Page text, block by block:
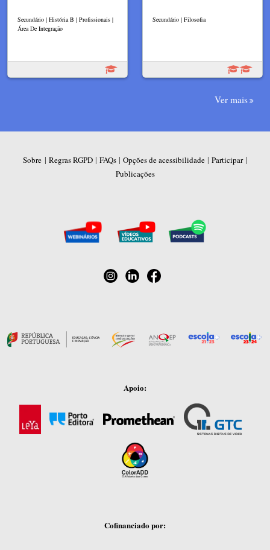
Secundário | História B | Profissionais |
Área De Integração
Secundário | Filosofia
Ver mais
Sobre | Regras RGPD| FAQs| Opções de acessibilidade| Participar|
Publicações
Apoio:
Cofinanciado por: